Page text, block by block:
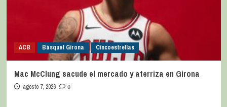
ACB Bàsquet Girona Cincoestrellas
Mac McClung sacude el mercado y aterriza en Girona
agosto 7, 2026 0